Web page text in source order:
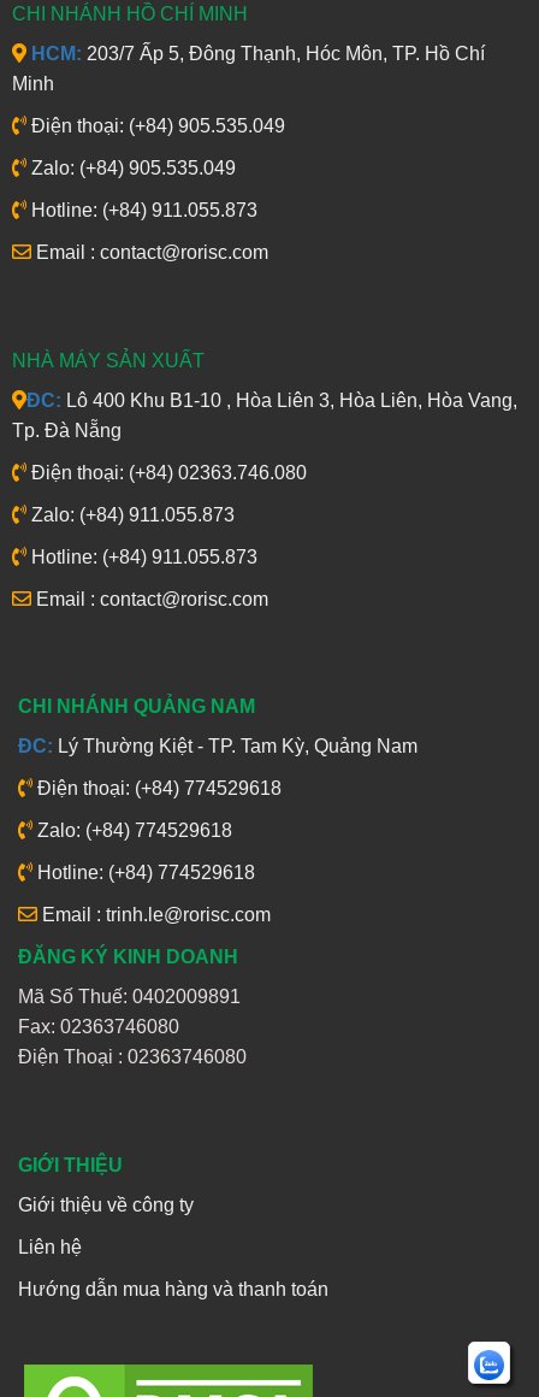
CHI NHÁNH HỒ CHÍ MINH
HCM: 203/7 Ấp 5, Đông Thạnh, Hóc Môn, TP. Hồ Chí
Minh
Điện thoại: (+84) 905.535.049
Zalo: (+84) 905.535.049
Hotline: (+84) 911.055.873
Email : contact@rorisc.com
NHÀ MÁY SẢN XUẤT
ĐC: Lô 400 Khu B1-10 , Hòa Liên 3, Hòa Liên, Hòa Vang,
Tp. Đà Nẵng
Điện thoại: (+84) 02363.746.080
Zalo: (+84) 911.055.873
Hotline: (+84) 911.055.873
Email : contact@rorisc.com
CHI NHÁNH QUẢNG NAM
ĐC: Lý Thường Kiệt - TP. Tam Kỳ, Quảng Nam
Điện thoại: (+84) 774529618
Zalo: (+84) 774529618
Hotline: (+84) 774529618
Email : trinh.le@rorisc.com
ĐĂNG KÝ KINH DOANH
Mã Số Thuế: 0402009891
Fax: 02363746080
Điện Thoại : 02363746080
GIỚI THIỆU
Giới thiệu về công ty
Liên hệ
Hướng dẫn mua hàng và thanh toán